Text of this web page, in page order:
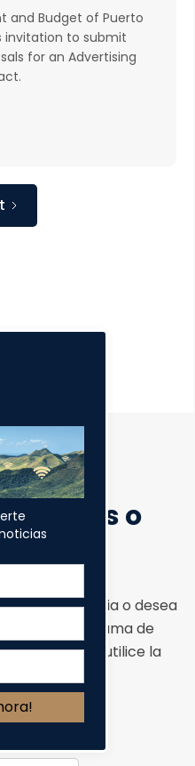
and Budget of Puerto
invitation to submit
for an Advertising
o
una sugerencia o desea
del Programa de
por favor utilice la